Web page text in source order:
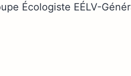
Écologiste EÉLV-